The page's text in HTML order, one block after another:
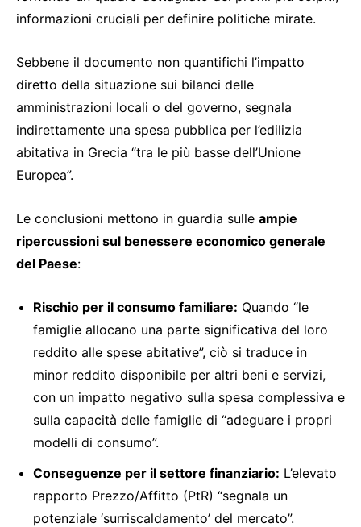
informazioni cruciali per definire politiche mirate.
Sebbene il documento non quantifichi l’impatto
diretto della situazione sui bilanci delle
amministrazioni locali o del governo, segnala
indirettamente una spesa pubblica per l’edilizia
abitativa in Grecia “tra le più basse dell’Unione
Europea”.
Le conclusioni mettono in guardia sulle ampie
ripercussioni sul benessere economico generale
del Paese:
Rischio per il consumo familiare: Quando “le
famiglie allocano una parte significativa del loro
reddito alle spese abitative”, ciò si traduce in
minor reddito disponibile per altri beni e servizi,
con un impatto negativo sulla spesa complessiva e
sulla capacità delle famiglie di “adeguare i propri
modelli di consumo”.
Conseguenze per il settore finanziario: L’elevato
rapporto Prezzo/Affitto (PtR) “segnala un
potenziale ‘surriscaldamento’ del mercato”.